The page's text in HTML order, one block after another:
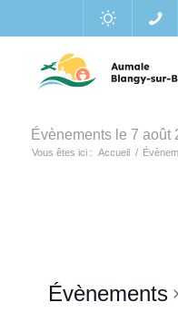
Évènements le 7 août
Vous êtes ici : Accueil /
Évènements